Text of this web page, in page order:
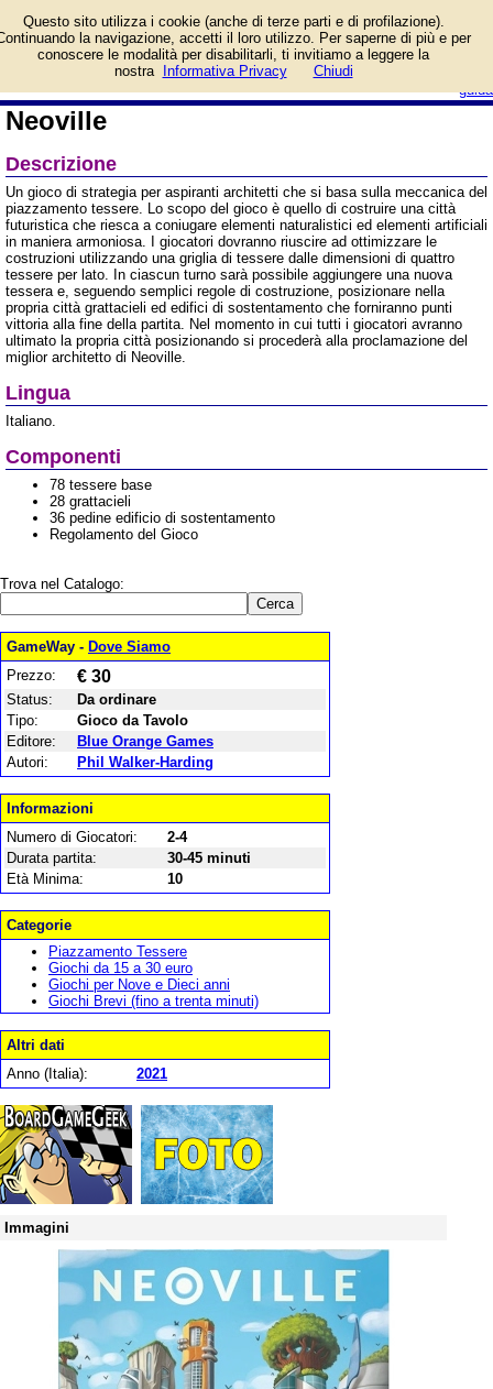
guida
prezzo di vendita.
Prodotto da Blue Orange
Neoville
Descrizione
Un gioco di strategia per aspiranti architetti che si basa sulla meccanica del
piazzamento tessere. Lo scopo del gioco è quello di costruire una città
futuristica che riesca a coniugare elementi naturalistici ed elementi artificiali
in maniera armoniosa. I giocatori dovranno riuscire ad ottimizzare le
costruzioni utilizzando una griglia di tessere dalle dimensioni di quattro
tessere per lato. In ciascun turno sarà possibile aggiungere una nuova
tessera e, seguendo semplici regole di costruzione, posizionare nella
propria città grattacieli ed edifici di sostentamento che forniranno punti
vittoria alla fine della partita. Nel momento in cui tutti i giocatori avranno
ultimato la propria città posizionando si procederà alla proclamazione del
miglior architetto di Neoville.
Lingua
Italiano.
Componenti
78 tessere base
28 grattacieli
36 pedine edificio di sostentamento
Regolamento del Gioco
Trova nel Catalogo:
GameWay - Dove Siamo
Prezzo:
€ 30
Status:
Da ordinare
Tipo:
Gioco da Tavolo
Editore:
Blue Orange Games
Autori:
Phil Walker-Harding
Informazioni
Numero di Giocatori:
2-4
Durata partita:
30-45 minuti
Età Minima:
10
Categorie
Piazzamento Tessere
Giochi da 15 a 30 euro
Giochi per Nove e Dieci anni
Giochi Brevi (fino a trenta minuti)
Altri dati
Anno (Italia):
2021
Immagini
Questo sito utilizza i cookie (anche di terze parti e di profilazione).
la navigazione, accetti il loro utilizzo. Per saperne di più e per
conoscere le modalità per disabilitarli, ti invitiamo a leggere la
nostra
Informativa Privacy Chiudi